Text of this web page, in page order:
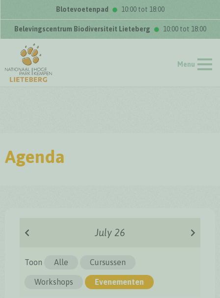
Blotevoetenpad 10:00 tot 18:00
Belevingscentrum Biodiversiteit Lieteberg 10:00 tot 18:00
Menu
Agenda
July 26
Toon Alle Cursussen
Workshops Evenementen